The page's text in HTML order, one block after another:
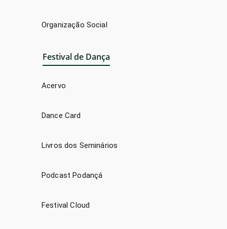
Organização Social
Festival de Dança
Acervo
Dance Card
Livros dos Seminários
Podcast Podançá
Festival Cloud